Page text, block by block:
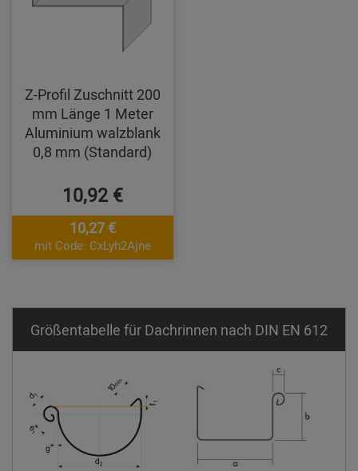
Z-Profil Zuschnitt 200
mm Länge 1 Meter
Aluminium walzblank
0,8 mm (Standard)
10,92 €
10,27 €
mit Code: CxLyh2Ajne
Größentabelle für Dachrinnen nach DIN EN 612